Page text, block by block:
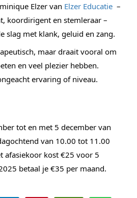
Elzer van Elzer Educatie –
koordirigent en stemleraar –
slag met klank, geluid en zang.
maar draait vooral om
en veel plezier hebben.
ervaring of niveau.
tot en met 5 december van
van 10.00 tot 11.00
afasiekoor kost €25 voor 5
betaal je €35 per maand.